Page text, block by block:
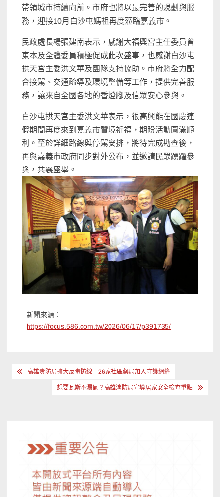
帶領城市持續向前。市府也將以最完善的規劃與服
務，迎接10月白沙屯媽祖再度蒞臨嘉義市。
民政處長楊張建南表示，感謝大福興宮主任委員曾
東本及全體委員積極促成此次盛事，也感謝白沙屯
拱天宮主委洪文華及團隊支持協助。市府將全力配
合接駕、交通疏導及環境整備等工作，提供完善服
務，讓來自全國各地的香燈腳及信眾安心參與。
白沙屯拱天宮主委洪文華表示，很高興能在國慶連
假期間再度來到嘉義市贊境祈福，期盼活動圓滿順
利。至於詳細路線與停駕安排，將待完成勘查後，
再與嘉義市政府同步對外公布，並邀請民眾踴躍參
與，共襄盛舉。
新聞來源：
https://focus.586.com.tw/2026/06/17/p391735/
文 高雄毒防局擴大反毒防線 26家社區藥局加入守護網絡
想要瓦斯不漏氣？高雄消防局宣導居家安全檢查重點